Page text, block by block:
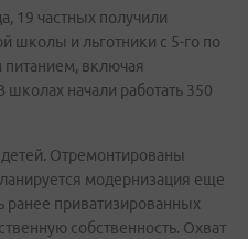
19 частных получили
школы и льготники с 5-го по
питанием, включая
начали работать 350
Отремонтированы
модернизация еще
ранее приватизированных
собственность. Охват